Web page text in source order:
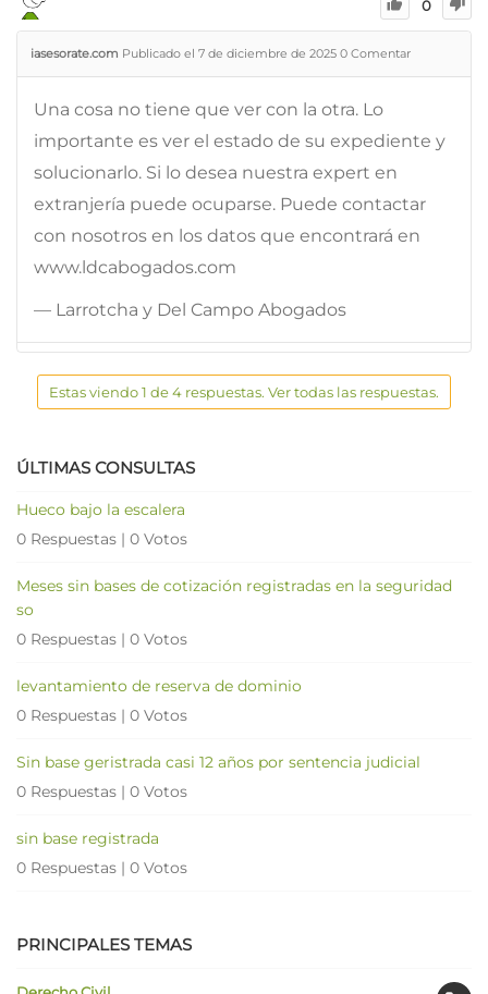
0
iasesorate.com Publicado el 7 de diciembre de 2025 0 Comentar
Una cosa no tiene que ver con la otra. Lo
importante es ver el estado de su expediente y
solucionarlo. Si lo desea nuestra expert en
extranjería puede ocuparse. Puede contactar
con nosotros en los datos que encontrará en
www.ldcabogados.com
— Larrotcha y Del Campo Abogados
Estas viendo 1 de 4 respuestas. Ver todas las respuestas.
ÚLTIMAS CONSULTAS
Hueco bajo la escalera
0 Respuestas | 0 Votos
Meses sin bases de cotización registradas en la seguridad
so
0 Respuestas | 0 Votos
levantamiento de reserva de dominio
0 Respuestas | 0 Votos
Sin base geristrada casi 12 años por sentencia judicial
0 Respuestas | 0 Votos
sin base registrada
0 Respuestas | 0 Votos
PRINCIPALES TEMAS